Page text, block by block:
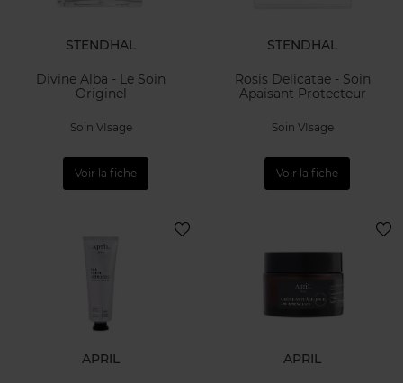
STENDHAL
Divine Alba - Le Soin
Originel
Soin VIsage
Voir la fiche
STENDHAL
Rosis Delicatae - Soin
Apaisant Protecteur
Soin VIsage
Voir la fiche
APRIL APRIL